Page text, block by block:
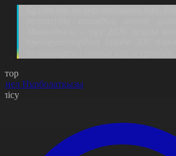
Нұрболатқызы